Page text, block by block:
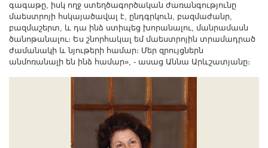
գագաթը, իսկ ողջ ստեղծագործական ժառանգությունը
մաեստրոյի հսկայածավալ է, ընդգրկուն, բազմաժանր,
բազմաշերտ, և դա ինձ ստիպեց խորանալու, մանրամասն
ծանոթանալու։ Ես շնորհակալ եմ մաեստրոյին տրամադրած
ժամանակի և նյութերի համար։ Մեր զրույցներն
անմոռանալի են ինձ համար», - ասաց Աննա Արևշատյանը։